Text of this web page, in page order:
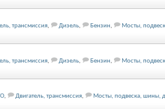
трансмиссия, Дизель, Бензин, Мосты,
трансмиссия, Дизель, Бензин, Мосты,
, Двигатель, трансмиссия, Мосты, подвеска, шины,